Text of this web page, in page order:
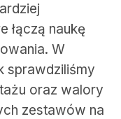
łączą naukę
W
sprawdziliśmy
oraz walory
zestawów na